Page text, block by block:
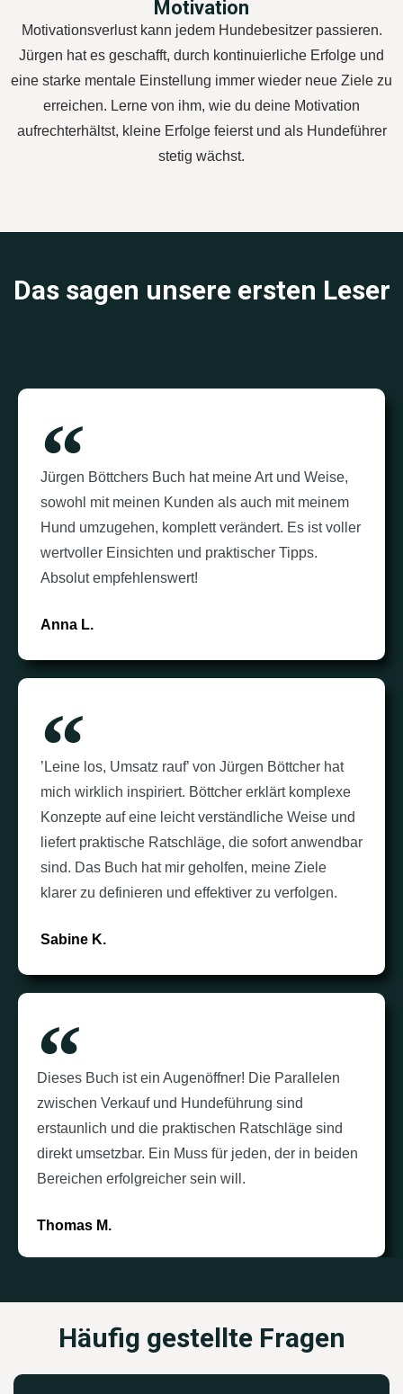
Motivation
Motivationsverlust kann jedem Hundebesitzer passieren.
Jürgen hat es geschafft, durch kontinuierliche Erfolge und
eine starke mentale Einstellung immer wieder neue Ziele zu
erreichen. Lerne von ihm, wie du deine Motivation
aufrechterhältst, kleine Erfolge feierst und als Hundeführer
stetig wächst.
Das sagen unsere ersten Leser
Jürgen Böttchers Buch hat meine Art und Weise,
sowohl mit meinen Kunden als auch mit meinem
Hund umzugehen, komplett verändert. Es ist voller
wertvoller Einsichten und praktischer Tipps.
Absolut empfehlenswert!
Anna L.
’Leine los, Umsatz rauf’ von Jürgen Böttcher hat
mich wirklich inspiriert. Böttcher erklärt komplexe
Konzepte auf eine leicht verständliche Weise und
liefert praktische Ratschläge, die sofort anwendbar
sind. Das Buch hat mir geholfen, meine Ziele
klarer zu definieren und effektiver zu verfolgen.
Sabine K.
Dieses Buch ist ein Augenöffner! Die Parallelen
zwischen Verkauf und Hundeführung sind
erstaunlich und die praktischen Ratschläge sind
direkt umsetzbar. Ein Muss für jeden, der in beiden
Bereichen erfolgreicher sein will.
Thomas M.
Häufig gestellte Fragen